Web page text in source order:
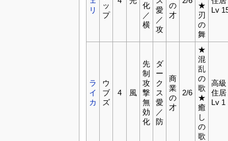
リ
ッ
プ
化
／
横
愛
／
攻
の
才
★
刃
の
舞
Lv
ラ
イ
カ
ウ
ブ
ズ
4 風
先
制
攻
撃
無
効
化
ダ
ー
ク
ス
愛
／
防
商
業
の
才
2/6
★
混
乱
の
歌
★
癒
し
の
歌
高級
住居
Lv 1